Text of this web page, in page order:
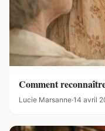
Comment
Lucie Marsanne·14 avril